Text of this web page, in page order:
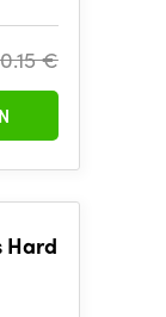
€
Hard